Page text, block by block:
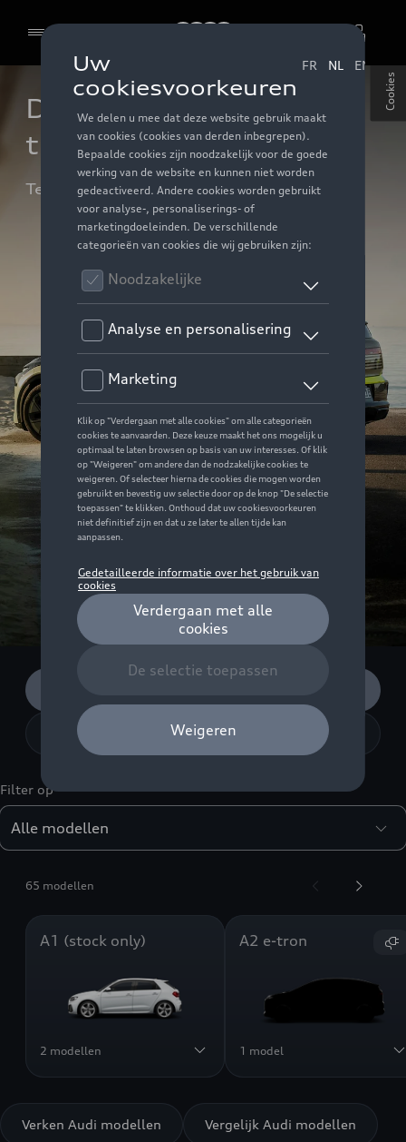
Cookies
De nieuwe Audi A2 e-
tron
Test hem als een van de eersten
Ontdek dit model
Filter op
65 modellen
A1 (stock only)
2 modellen
A2 e-tron
1 model
Verken Audi modellen Vergelijk Audi modellen